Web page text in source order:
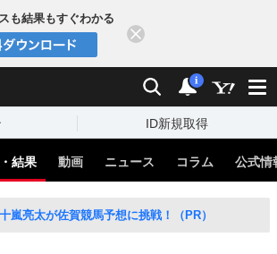
も結果もすぐわかる
検索 通知
i
ID新規取得
結果 動画 ニュース コラム 公式情
嵐亮太が佐賀競馬予想に挑戦！（PR）